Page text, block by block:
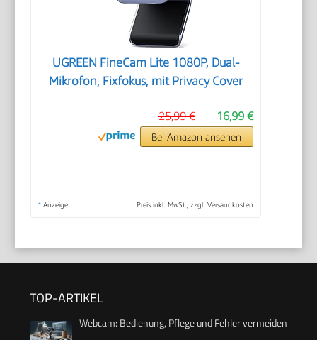
UGREEN FineCam Lite 1080P, Dual-
Mikrofon, Fixfokus, mit Privacy Cover
16,99 €
25,99 €
Bei Amazon ansehen
* Anzeige Preis inkl. MwSt., zzgl. Versandkosten
TOP-ARTIKEL
Webcam: Bedienung, Pflege und Fehler vermeiden